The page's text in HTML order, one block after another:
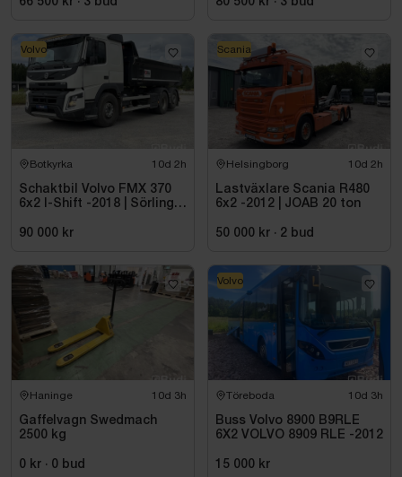
Botkyrka 10d 2h
Schaktbil Volvo FMX 370
6x2 I-Shift -2018 | Sörling
90 000 kr
Volvo
Helsingborg 10d 2h
Lastväxlare Scania R480
6x2 -2012 | JOAB 20 ton
50 000 kr · 2 bud
Scania
Haninge 10d 3h
Gaffelvagn Swedmach
2500 kg
0 kr · 0 bud
Töreboda 10d 3h
Buss Volvo 8900 B9RLE
6X2 VOLVO 8909 RLE -2012
15 000 kr
Volvo